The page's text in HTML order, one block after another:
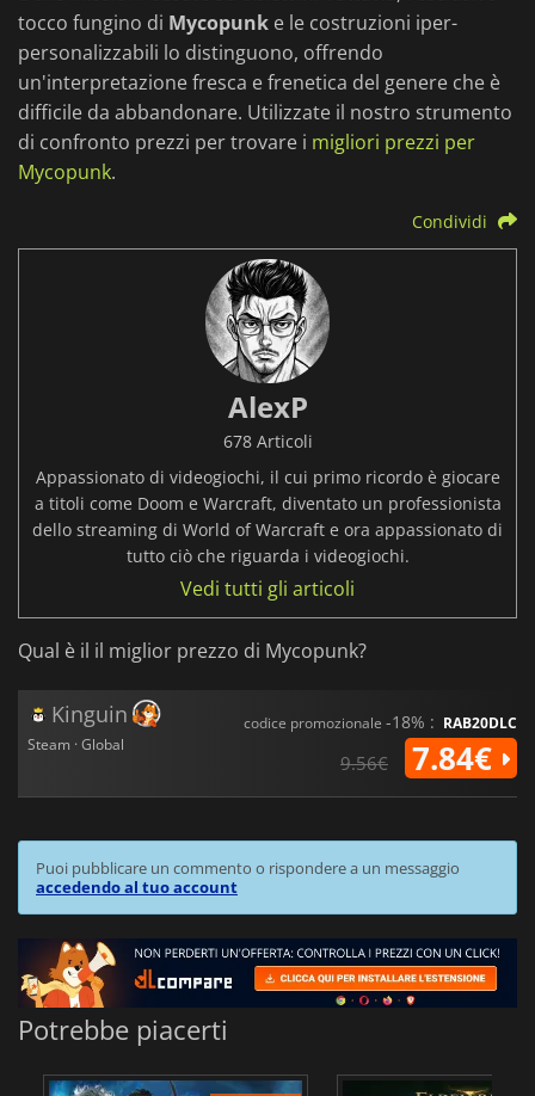
tocco fungino di Mycopunk e le costruzioni iper-
personalizzabili lo distinguono, offrendo
un'interpretazione fresca e frenetica del genere che è
difficile da abbandonare. Utilizzate il nostro strumento
di confronto prezzi per trovare i migliori prezzi per
Mycopunk.
Condividi
AlexP
678 Articoli
Appassionato di videogiochi, il cui primo ricordo è giocare
a titoli come Doom e Warcraft, diventato un professionista
dello streaming di World of Warcraft e ora appassionato di
tutto ciò che riguarda i videogiochi.
Vedi tutti gli articoli
Qual è il il miglior prezzo di Mycopunk?
Kinguin
Steam · Global
codice promozionale -18% : RAB20DLC
9.56€ 7.84€
Puoi pubblicare un commento o rispondere a un messaggio
accedendo al tuo account
Potrebbe piacerti